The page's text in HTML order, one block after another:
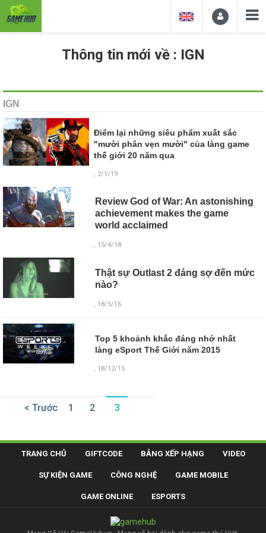
Thông tin mới về : IGN
IGN
Điểm lại những siêu phẩm xuất sắc
"mười phân vẹn mười" của làng game
thế giới 20 năm qua
, 2/1/19
Review God of War: An astonishing
achievement makes the game
world acclaimed
, 15/4/18
Thật sự Outlast 2 đáng sợ đến mức
nào?
, 18/5/16
Top 5 khoảnh khắc đáng nhớ nhất
làng eSport Thế Giới năm 2015
, 18/12/15
< Trước 1 2 3
TRANG CHỦ GIFTCODE BẢNG XẾP HẠNG VIDEO
SỰ KIỆN GAME CÔNG NGHỆ GAME MOBILE
GAME ONLINE ESPORTS